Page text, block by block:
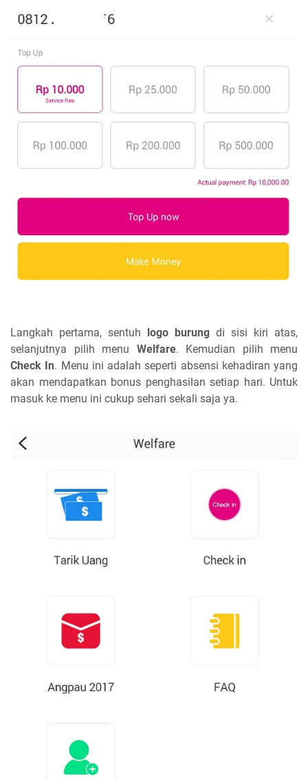
Langkah pertama, sentuh logo burung di sisi kiri atas,
selanjutnya pilih menu Welfare. Kemudian pilih menu
Check In. Menu ini adalah seperti absensi kehadiran yang
akan mendapatkan bonus penghasilan setiap hari. Untuk
masuk ke menu ini cukup sehari sekali saja ya.